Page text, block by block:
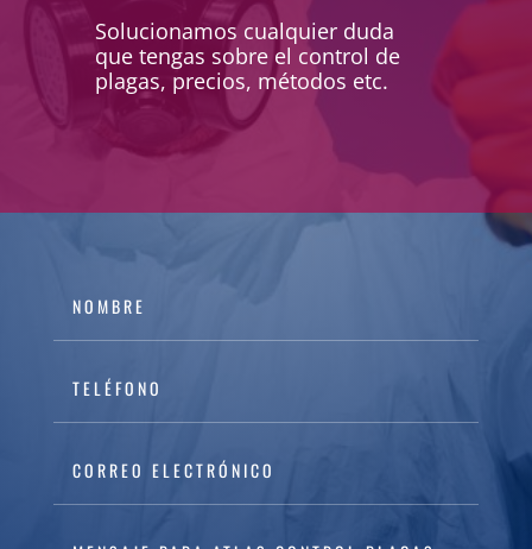
Solucionamos cualquier duda
que tengas sobre el control de
plagas, precios, métodos etc.